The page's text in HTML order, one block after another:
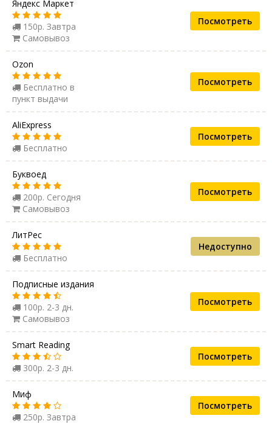
Яндекс Маркет
150р. Завтра
Самовывоз
Посмотреть
Ozon
Бесплатно в
пункт выдачи
Посмотреть
AliExpress
Бесплатно
Посмотреть
Буквоед
200р. Сегодня
Самовывоз
Посмотреть
ЛитРес
Бесплатно
Недоступно
Подписные издания
100р. 2-3 дн.
Самовывоз
Посмотреть
Smart Reading
300р. 2-3 дн.
Посмотреть
Миф
250р. Завтра
Посмотреть